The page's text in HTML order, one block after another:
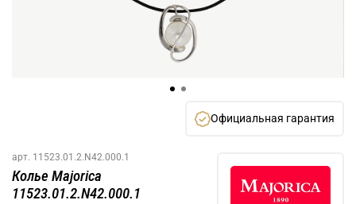
Официальная гарантия
арт. 11523.01.2.N42.000.1
Колье Majorica
11523.01.2.N42.000.1